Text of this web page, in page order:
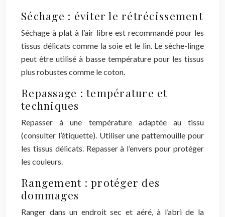
Séchage : éviter le rétrécissement
Séchage à plat à l’air libre est recommandé pour les
tissus délicats comme la soie et le lin. Le sèche-linge
peut être utilisé à basse température pour les tissus
plus robustes comme le coton.
Repassage : température et
techniques
Repasser à une température adaptée au tissu
(consulter l’étiquette). Utiliser une pattemouille pour
les tissus délicats. Repasser à l’envers pour protéger
les couleurs.
Rangement : protéger des
dommages
Ranger dans un endroit sec et aéré, à l’abri de la